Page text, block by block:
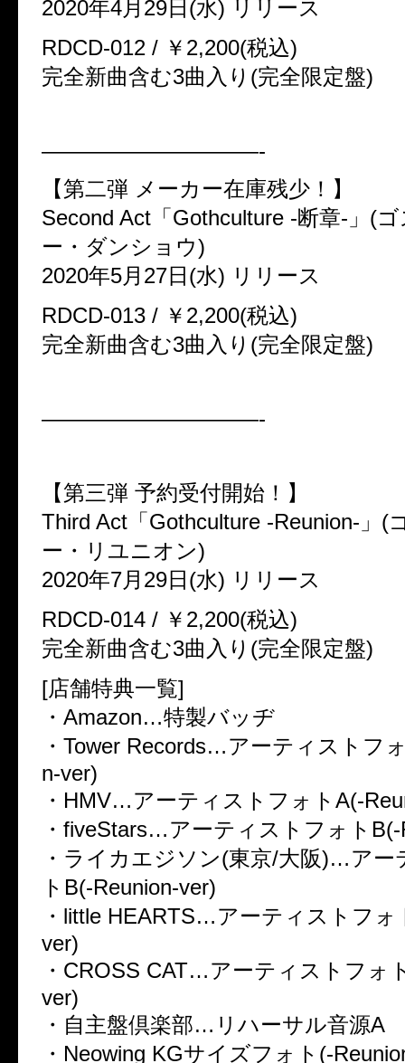
2020年4月29日(水) リリース
RDCD-012 / ￥2,200(税込)
完全新曲含む3曲入り(完全限定盤)
——————————-
【第二弾 メーカー在庫残少！】
Second Act「Gothculture -断章-」(
ー・ダンショウ)
2020年5月27日(水) リリース
RDCD-013 / ￥2,200(税込)
完全新曲含む3曲入り(完全限定盤)
——————————-
【第三弾 予約受付開始！】
Third Act「Gothculture -Reunion-」(
ー・リユニオン)
2020年7月29日(水) リリース
RDCD-014 / ￥2,200(税込)
完全新曲含む3曲入り(完全限定盤)
[店舗特典一覧]
・Amazon…特製バッヂ
・Tower Records…アーティストフ
n-ver)
・HMV…アーティストフォトA(-
・fiveStars…アーティストフォトB(-
・ライカエジソン(東京/大阪)…アー
トB(-Reunion-ver)
・little HEARTS…アーティストフォ
ver)
・CROSS CAT…アーティストフォ
ver)
・自主盤倶楽部…リハーサル音源A
・Neowing KGサイズフォト(-